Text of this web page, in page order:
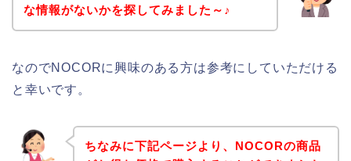
な情報がないかを探してみました～♪
なのでNOCORに興味のある方は参考にしていただける
と幸いです。
ちなみに下記ページより、NOCORの商品